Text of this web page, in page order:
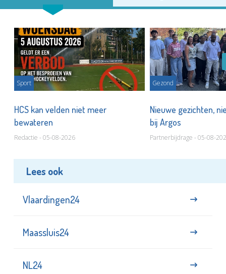
Sport
HCS kan velden niet meer
bewateren
Redactie - 05-08-2026
Gezond
Nieuwe gezichten,
bij Argos
Partnerbijdrage - 05-08-
Lees ook
Vlaardingen24
Maassluis24
NL24